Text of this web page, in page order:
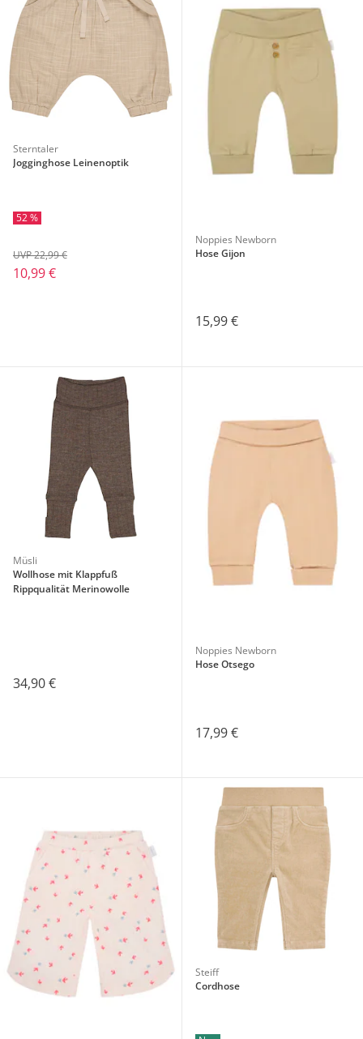
Sterntaler
Jogginghose Leinenoptik
52 %
10,99 €
UVP 22,99 €
Noppies Newborn
Hose Gijon
15,99 €
Müsli
Wollhose mit Klappfuß
Rippqualität Merinowolle
34,90 €
Noppies Newborn
Hose Otsego
17,99 €
Steiff
Cordhose